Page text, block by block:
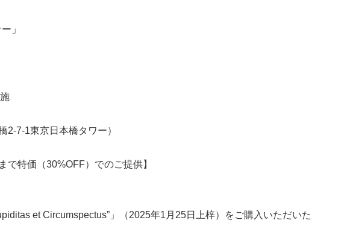
」
2-7-1東京日本橋タワー）
で特価（30%OFF）でのご提供】
et Circumspectus”」（2025年1月25日上梓）をご購入いただいた